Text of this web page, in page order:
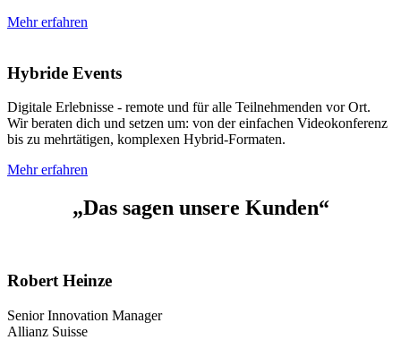
Mehr erfahren
Hybride Events
Digitale Erlebnisse - remote und für alle Teilnehmenden vor Ort.
Wir beraten dich und setzen um: von der einfachen Videokonferenz
bis zu mehrtätigen, komplexen Hybrid-Formaten.
Mehr erfahren
„Das sagen unsere Kunden“
Robert Heinze
Senior Innovation Manager
Allianz Suisse